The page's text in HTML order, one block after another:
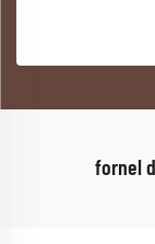
fornel